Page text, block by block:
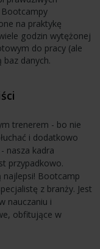
na praktykę
godzin wytężonej
do pracy (ale
danych.
trenerem - bo nie
i dodatkowo
nasza kadra
przypadkowo.
najlepsi! Bootcamp
z branży. Jest
nauczaniu i
obfitujące w